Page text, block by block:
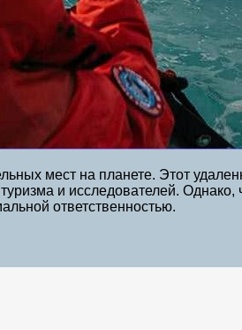
мест на планете. Этот
и исследователей.
ответственностью.